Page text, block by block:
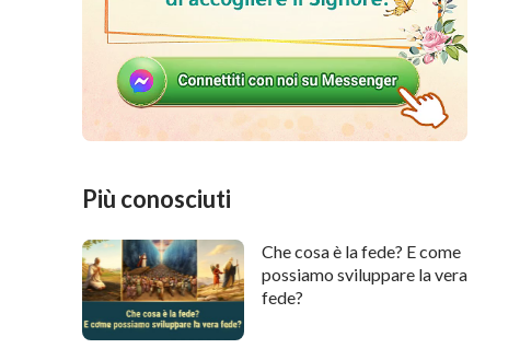
Più conosciuti
Che cosa è la fede? E come
possiamo sviluppare la vera
fede?